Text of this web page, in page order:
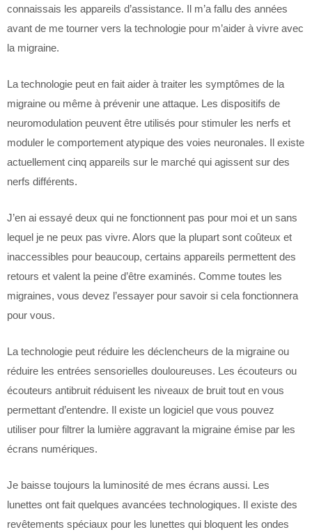
connaissais les appareils d’assistance. Il m’a fallu des années
avant de me tourner vers la technologie pour m’aider à vivre avec
la migraine.
La technologie peut en fait aider à traiter les symptômes de la
migraine ou même à prévenir une attaque. Les dispositifs de
neuromodulation peuvent être utilisés pour stimuler les nerfs et
moduler le comportement atypique des voies neuronales. Il existe
actuellement cinq appareils sur le marché qui agissent sur des
nerfs différents.
J’en ai essayé deux qui ne fonctionnent pas pour moi et un sans
lequel je ne peux pas vivre. Alors que la plupart sont coûteux et
inaccessibles pour beaucoup, certains appareils permettent des
retours et valent la peine d’être examinés. Comme toutes les
migraines, vous devez l’essayer pour savoir si cela fonctionnera
pour vous.
La technologie peut réduire les déclencheurs de la migraine ou
réduire les entrées sensorielles douloureuses. Les écouteurs ou
écouteurs antibruit réduisent les niveaux de bruit tout en vous
permettant d’entendre. Il existe un logiciel que vous pouvez
utiliser pour filtrer la lumière aggravant la migraine émise par les
écrans numériques.
Je baisse toujours la luminosité de mes écrans aussi. Les
lunettes ont fait quelques avancées technologiques. Il existe des
revêtements spéciaux pour les lunettes qui bloquent les ondes